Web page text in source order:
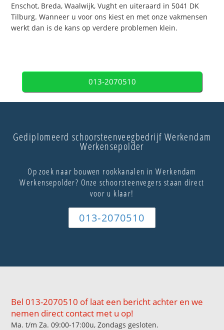
Enschot, Breda, Waalwijk, Vught en uiteraard in 5041 DK
Tilburg. Wanneer u voor ons kiest en met onze vakmensen
werkt dan is de kans op verdere problemen klein.
013-2070510
Gediplomeerd schoorsteenveegbedrijf Werkendam
Werkensepolder
Op zoek naar bouwen rookkanalen in Werkendam
Werkensepolder? Onze schoorsteenvegers staan direct
voor u klaar!
013-2070510
Bel 013-2070510 of laat een bericht achter en we
nemen direct contact met u op!
Ma. t/m Za. 09:00-17:00u, Zondags gesloten.